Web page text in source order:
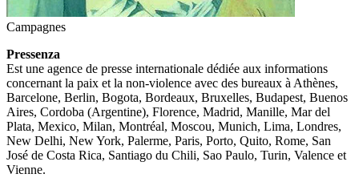
Campagnes
Pressenza
Est une agence de presse internationale dédiée aux informations
concernant la paix et la non-violence avec des bureaux à Athènes,
Barcelone, Berlin, Bogota, Bordeaux, Bruxelles, Budapest, Buenos
Aires, Cordoba (Argentine), Florence, Madrid, Manille, Mar del
Plata, Mexico, Milan, Montréal, Moscou, Munich, Lima, Londres,
New Delhi, New York, Palerme, Paris, Porto, Quito, Rome, San
José de Costa Rica, Santiago du Chili, Sao Paulo, Turin, Valence et
Vienne.